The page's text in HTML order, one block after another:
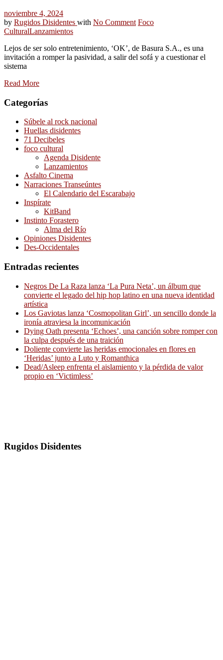
noviembre 4, 2024
by Rugidos Disidentes with No Comment Foco
CulturalLanzamientos
Lejos de ser solo entretenimiento, ‘OK’, de Basura S.A., es una
invitación a romper la pasividad, a salir del sofá y a cuestionar el
sistema
Read More
Categorías
Súbele al rock nacional
Huellas disidentes
71 Decibeles
foco cultural
Agenda Disidente
Lanzamientos
Asfalto Cinema
Narraciones Transeúntes
El Calendario del Escarabajo
Inspírate
KitBand
Instinto Forastero
Alma del Río
Opiniones Disidentes
Des-Occidentales
Entradas recientes
Negros De La Raza lanza ‘La Pura Neta’, un álbum que
convierte el legado del hip hop latino en una nueva identidad
artística
Los Gaviotas lanza ‘Cosmopolitan Girl’, un sencillo donde la
ironía atraviesa la incomunicación
Dying Oath presenta ‘Echoes’, una canción sobre romper con
la culpa después de una traición
Doliente convierte las heridas emocionales en flores en
‘Heridas’ junto a Luto y Romanthica
Dead/Asleep enfrenta el aislamiento y la pérdida de valor
propio en ‘Victimless’
Rugidos Disidentes